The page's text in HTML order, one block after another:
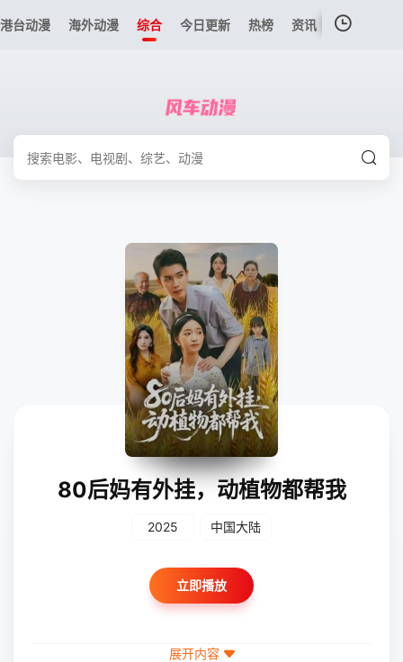
港台动漫 海外动漫 综合 今日更新 热榜 资讯
80后妈有外挂，动植物都帮我
2025 中国大陆
立即播放
展开内容